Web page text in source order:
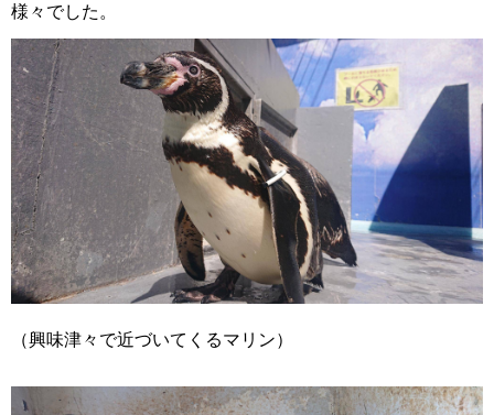
様々でした。
（興味津々で近づいてくるマリン）